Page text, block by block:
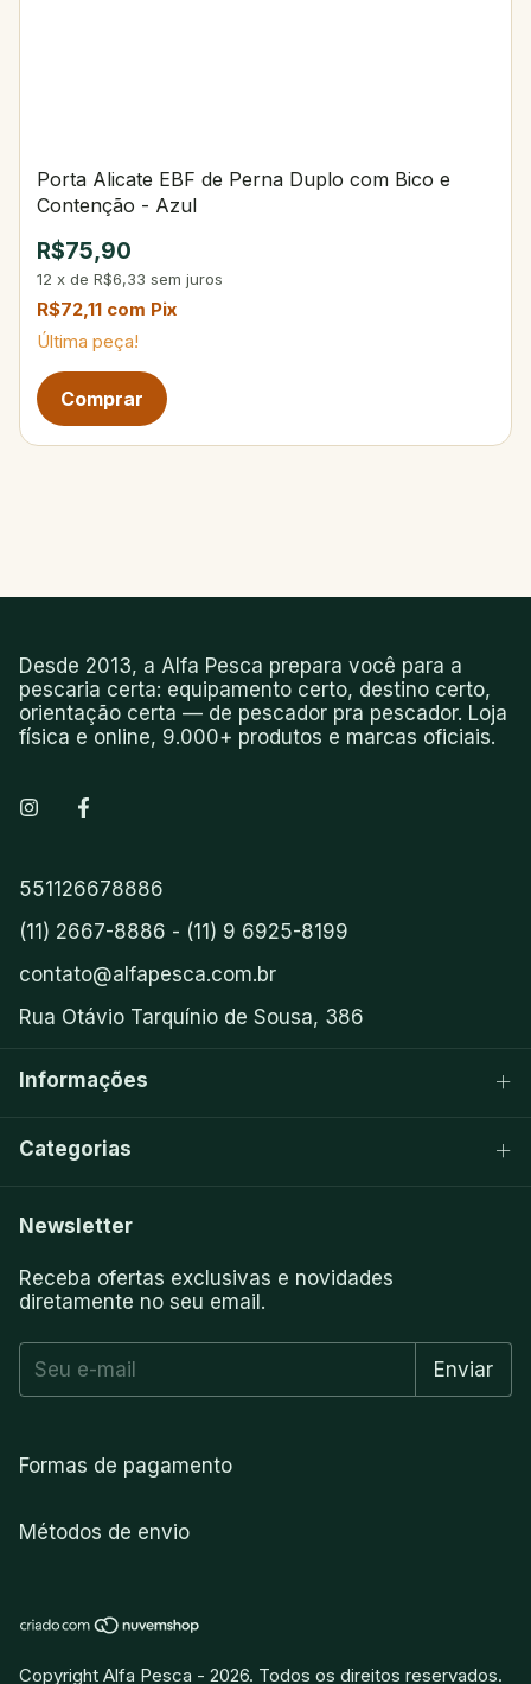
Porta Alicate EBF de Perna Duplo com Bico e
Contenção - Azul
R$75,90
12 x de R$6,33 sem juros
R$72,11 com Pix
Última peça!
Desde 2013, a Alfa Pesca prepara você para a
pescaria certa: equipamento certo, destino certo,
orientação certa — de pescador pra pescador. Loja
física e online, 9.000+ produtos e marcas oficiais.
551126678886
(11) 2667-8886 - (11) 9 6925-8199
contato@alfapesca.com.br
Rua Otávio Tarquínio de Sousa, 386
Informações
Categorias
Newsletter
Receba ofertas exclusivas e novidades
diretamente no seu email.
Formas de pagamento
Métodos de envio
Copyright Alfa Pesca - 2026. Todos os direitos reservados.